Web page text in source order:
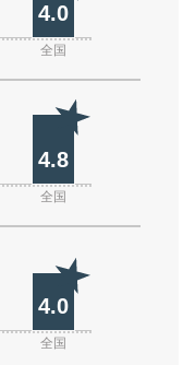
4.0
全国
4.8
全国
4.0
全国